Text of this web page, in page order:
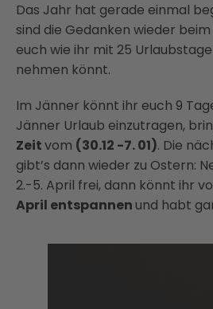
Das Jahr hat gerade einmal
sind die Gedanken wieder
euch wie ihr mit 25
nehmen könnt.
Im Jänner könnt ihr euch 9
Jänner Urlaub einzutragen,
Zeitvom (30.12 -7. 01). Die
gibt’s dann wieder zu Ostern:
2.-5. April frei, dann könnt ihr
April entspannenund habt